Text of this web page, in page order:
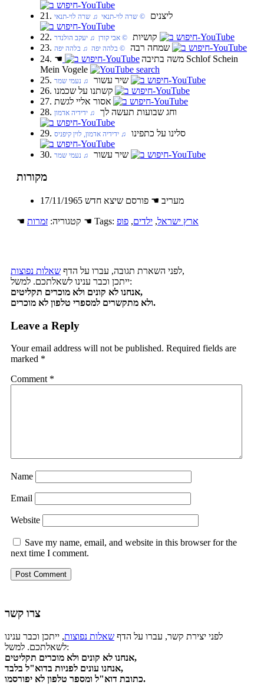
21. ליצנים © שרה לוי-תנאי ♫ שרה לוי-תנאי
22. קושיות © אבי קורן ♫ יעקב הולנדר
23. שמחה רבה © בלהה יפה ♫ בלהה יפה
24. משה בתיבה ☚
Schlof Schein
Mein Vogele
25. שיר עשור ♫ נעמי שמר
26. קשתנו על שכמנו
27. אסור אליי לגשת
28. וחג שבועות תעשה לך ♫ ידידיה אדמון
29. סלינו על כתפינו ♫ ידידיה אדמון, לוין קיפניס
30. שיר עשור ♫ נעמי שמר
מקורות
17/11/1965 מעריב ☚ פורסם שיצא חדש
☚ קטגוריה: זמרות ☚ Tags: ארץ ישראל, ילדים, פופ
לפני השארת תגובה, עברו על הדף שאלות נפוצות
,
ייתכן וכבר ענינו לשאלתכם. למשל:
אנחנו לא קונים ולא מוכרים תקליטים,
ולא מתקשרים למספרי טלפון לא מוכרים.
Leave a Reply
Your email address will not be published. Required fields are
marked *
Comment *
Name
Email
Website
Save my name, email, and website in this browser for the
next time I comment.
צרו קשר
לפני יצירת קשר, עברו על הדף שאלות נפוצות, ייתכן וכבר ענינו
לשאלתכם. למשל:
אנחנו לא קונים ולא מוכרים תקליטים,
אנחנו עונים לפניות בדוא"ל בלבד,
כתובת דוא"ל ומספר טלפון לא יפורסמו.